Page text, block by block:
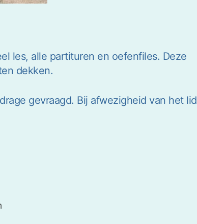
les, alle partituren en oefenfiles. Deze
dekken.
gevraagd. Bij afwezigheid van het lid